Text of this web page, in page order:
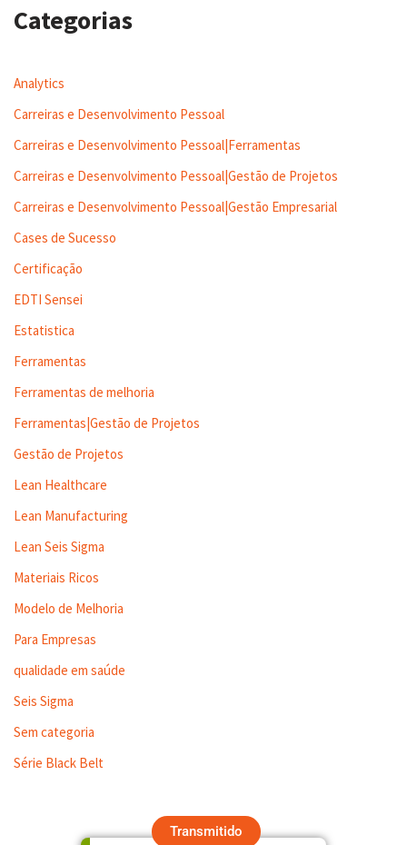
Categorias
Analytics
Carreiras e Desenvolvimento Pessoal
Carreiras e Desenvolvimento Pessoal|Ferramentas
Carreiras e Desenvolvimento Pessoal|Gestão de Projetos
Carreiras e Desenvolvimento Pessoal|Gestão Empresarial
Cases de Sucesso
Certificação
EDTI Sensei
Estatistica
Ferramentas
Ferramentas de melhoria
Ferramentas|Gestão de Projetos
Gestão de Projetos
Lean Healthcare
Lean Manufacturing
Lean Seis Sigma
Materiais Ricos
Modelo de Melhoria
Para Empresas
qualidade em saúde
Seis Sigma
Sem categoria
Série Black Belt
Transmitido